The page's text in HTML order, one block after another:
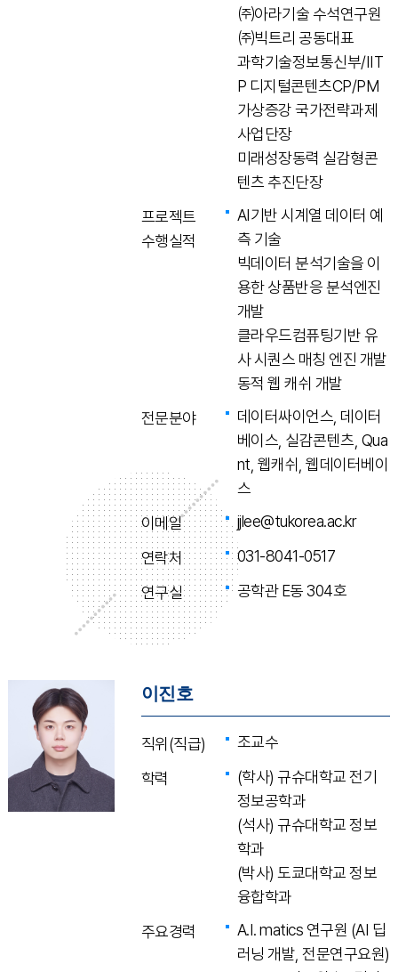
㈜아라기술 수석연구원
㈜빅트리 공동대표
과학기술정보통신부/IIT
P 디지털콘텐츠CP/PM
가상증강 국가전략과제
사업단장
미래성장동력 실감형콘
텐츠 추진단장
프로젝트
수행실적
AI기반 시계열 데이터 예
측 기술
빅데이터 분석기술을 이
용한 상품반응 분석엔진
개발
클라우드컴퓨팅기반 유
사 시퀀스 매칭 엔진 개발
동적 웹 캐쉬 개발
전문분야
데이터싸이언스, 데이터
베이스, 실감콘텐츠, Qua
nt, 웹캐쉬, 웹데이터베이
스
이메일
jjlee@tukorea.ac.kr
연락처
031-8041-0517
연구실
공학관 E동 304호
이진호
직위(직급)
조교수
학력
(학사) 규슈대학교 전기
정보공학과
(석사) 규슈대학교 정보
학과
(박사) 도쿄대학교 정보
융합학과
주요경력
A.I. matics 연구원 (AI 딥
러닝 개발, 전문연구요원)